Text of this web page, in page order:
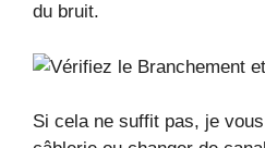
du bruit.
Si cela ne suffit pas, je